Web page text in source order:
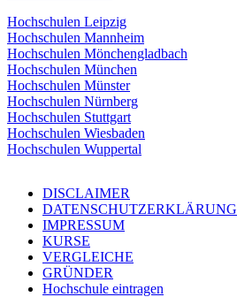
Hochschulen Leipzig
Hochschulen Mannheim
Hochschulen Mönchengladbach
Hochschulen München
Hochschulen Münster
Hochschulen Nürnberg
Hochschulen Stuttgart
Hochschulen Wiesbaden
Hochschulen Wuppertal
DISCLAIMER
DATENSCHUTZERKLÄRUNG
IMPRESSUM
KURSE
VERGLEICHE
GRÜNDER
Hochschule eintragen